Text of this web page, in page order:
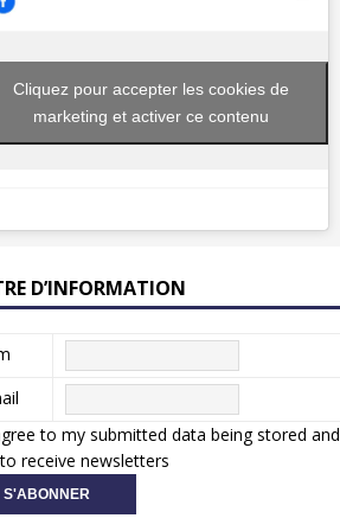
Cliquez pour accepter les cookies de
marketing et activer ce contenu
D’INFORMATION
to my submitted data being stored and
receive newsletters